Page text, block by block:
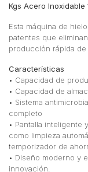
Kgs Acero Inoxidable
Esta máquina de
patentes que
producción rápida
Características
• Capacidad de
• Capacidad de
• Sistema
completo
• Pantalla inteligente
como limpieza
temporizador de
• Diseño moderno y
innovación.